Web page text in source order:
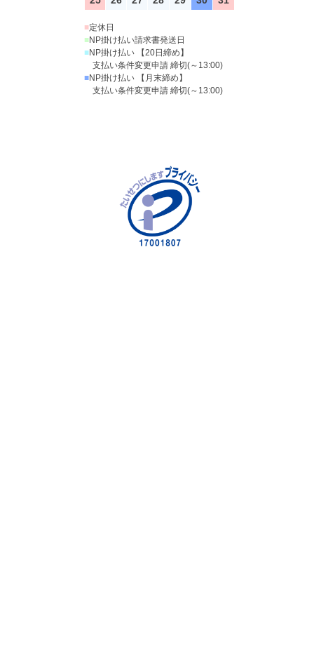
■定休日
■NP掛け払い請求書発送日
■NP掛け払い 【20日締め】
支払い条件変更申請 締切(～13:00)
■NP掛け払い 【月末締め】
支払い条件変更申請 締切(～13:00)